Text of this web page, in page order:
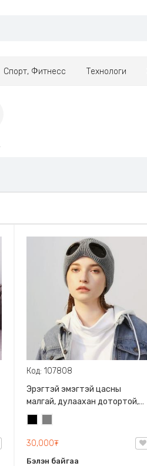
Спорт, Фитнесс Технологи
Код: 107808
Эрэгтэй эмэгтэй цасны
малгай, дулаахан дотортой,
Нарны шилтэй сүлжмэл малгай
30,000₮
Бэлэн байгаа